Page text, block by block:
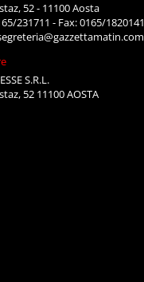
52 - 11100 Aosta
231711 - Fax: 0165/1820141
S.R.L.
52 11100 AOSTA